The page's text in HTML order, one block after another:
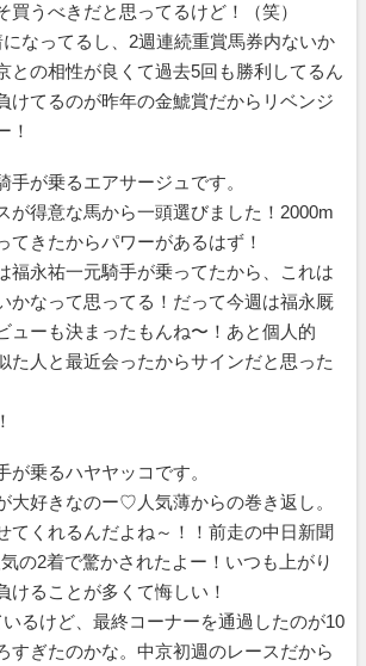
買うべきだと思ってるけど！（笑）
なってるし、2週連続重賞馬券内ないか
との相性が良くて過去5回も勝利してるん
けてるのが昨年の金鯱賞だからリベンジ
！
手が乗るエアサージュです。
が得意な馬から一頭選びました！2000m
てきたからパワーがあるはず！
福永祐一元騎手が乗ってたから、これは
かなって思ってる！だって今週は福永厩
ューも決まったもんね〜！あと個人的
た人と最近会ったからサインだと思った
が乗るハヤヤッコです。
大好きなのー♡人気薄からの巻き返し。
てくれるんだよね～！！前走の中日新聞
の2着で驚かされたよー！いつも上がり
けることが多くて悔しい！
るけど、最終コーナーを通過したのが10
すぎたのかな。中京初週のレースだから